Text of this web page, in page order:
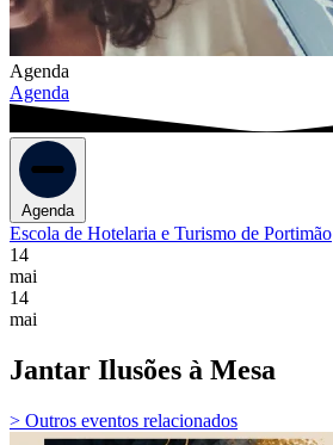
Agenda
Agenda
Agenda
Escola de Hotelaria e Turismo de Portimão
14
mai
14
mai
Jantar Ilusões à Mesa
> Outros eventos relacionados